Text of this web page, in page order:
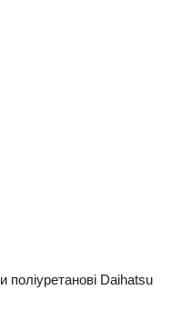
поліуретанові Daihatsu